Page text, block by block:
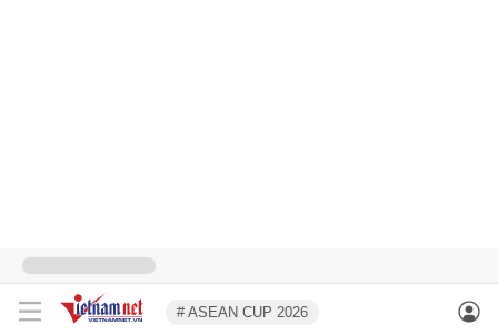
# ASEAN CUP 2026